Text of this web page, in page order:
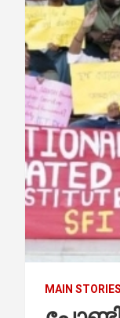
MAIN STORIES